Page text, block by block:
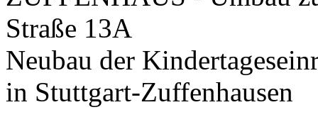
Straße 13A
Neubau der
in Stuttgart-Zuffenhausen